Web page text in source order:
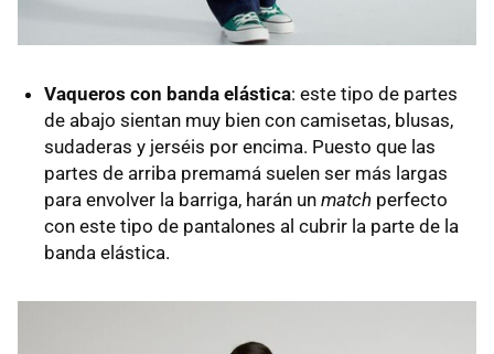
Vaqueros con banda elástica: este tipo de partes
de abajo sientan muy bien con camisetas, blusas,
sudaderas y jerséis por encima. Puesto que las
partes de arriba premamá suelen ser más largas
para envolver la barriga, harán un match perfecto
con este tipo de pantalones al cubrir la parte de la
banda elástica.